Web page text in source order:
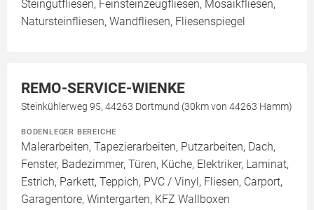
Steingutfliesen, Feinsteinzeugfliesen, Mosaikfliesen,
Natursteinfliesen, Wandfliesen, Fliesenspiegel
REMO-SERVICE-WIENKE
Steinkühlerweg 95, 44263 Dortmund (30km von 44263 Hamm)
BODENLEGER BEREICHE
Malerarbeiten, Tapezierarbeiten, Putzarbeiten, Dach,
Fenster, Badezimmer, Türen, Küche, Elektriker, Laminat,
Estrich, Parkett, Teppich, PVC / Vinyl, Fliesen, Carport,
Garagentore, Wintergarten, KFZ Wallboxen